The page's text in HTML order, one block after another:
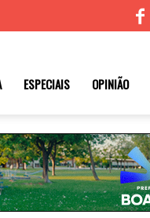
ESPECIAIS OPINIÃO